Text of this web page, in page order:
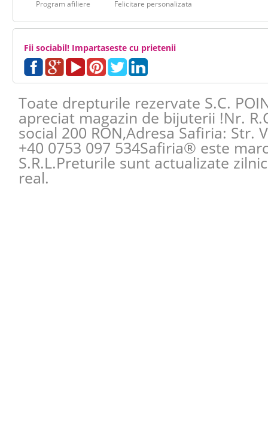
Program afiliere
Felicitare personalizata
Fii sociabil! Impartaseste cu prietenii
Toate drepturile rezervate S.C.
apreciat magazin de bijuterii !Nr.
social 200 RON,Adresa Safiria: Str.
+40 0753 097 534Safiria® este
S.R.L.Preturile sunt actualizate
real.